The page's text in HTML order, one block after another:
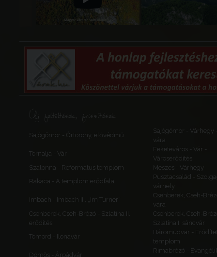
Új feltöltések, frissítések
Sajógömör - Őrtorony, elővédmű
Sajógömör - Várhegy
vára
Tornalja - Vár
Feketeváros - Vár -
Városerődítés
Szalonna - Református templom
Meszes - Várhegy
Rakaca - A templom erődfala
Pusztacsalád -
várhely
Imbach - Imbach II., „Im Turner”
Csehberek, Cseh-
vára
Csehberek, Cseh-Brézó - Szlatina II.
erődítés
Csehberek, Cseh-
Szlatina I. sáncvár
Tömörd - Ilonavár
Háromudvar -
templom
Dömös - Árpádvár
Rimabrézó -